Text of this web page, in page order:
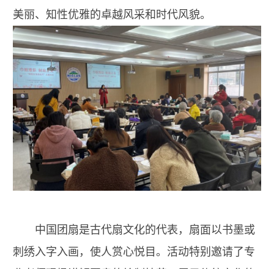
美丽、知性优雅的卓越风采和时代风貌。
中国团扇是古代扇文化的代表，扇面以书墨或
刺绣入字入画，使人赏心悦目。活动特别邀请了专